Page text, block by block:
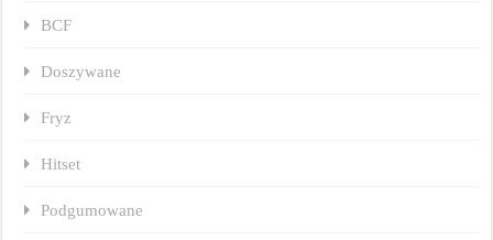
BCF
Doszywane
Fryz
Hitset
Podgumowane